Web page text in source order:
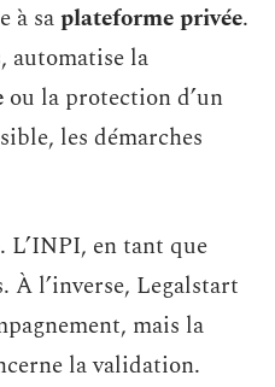
à saplateforme privée.
automatise la
ou la protection d’un
les démarches
L’INPI, en tant que
À l’inverse, Legalstart
mais la
la validation.